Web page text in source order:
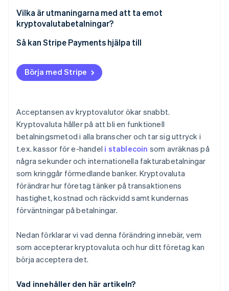
Mät kundernas efterfrågan och anpassa dig
Bestäm vilka kryptovalutor som ska accepteras
Välj din accepteringsmodell
Integrera i försäljningskanaler
Hantera säkerhet och efterlevnad
Kommunicera och marknadsför
Vilka är utmaningarna med att ta emot
kryptovalutabetalningar?
Så kan Stripe Payments hjälpa till
Börja med Stripe
Acceptansen av kryptovalutor ökar snabbt.
Kryptovaluta håller på att bli en funktionell
betalningsmetod i alla branscher och tar sig uttryck i
t.ex. kassor för e-handel i stablecoin som avräknas på
några sekunder och internationella fakturabetalningar
som kringgår förmedlande banker. Kryptovaluta
förändrar hur företag tänker på transaktionens
hastighet, kostnad och räckvidd samt kundernas
förväntningar på betalningar.
Nedan förklarar vi vad denna förändring innebär, vem
som accepterar kryptovaluta och hur ditt företag kan
börja acceptera det.
Vad innehåller den här artikeln?